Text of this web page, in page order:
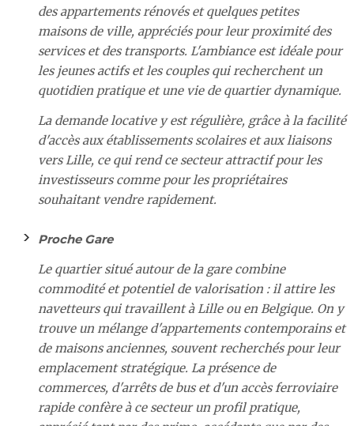
des appartements rénovés et quelques petites
maisons de ville, appréciés pour leur proximité des
services et des transports. L'ambiance est idéale pour
les jeunes actifs et les couples qui recherchent un
quotidien pratique et une vie de quartier dynamique.
La demande locative y est régulière, grâce à la facilité
d'accès aux établissements scolaires et aux liaisons
vers Lille, ce qui rend ce secteur attractif pour les
investisseurs comme pour les propriétaires
souhaitant vendre rapidement.
Proche Gare
Le quartier situé autour de la gare combine
commodité et potentiel de valorisation : il attire les
navetteurs qui travaillent à Lille ou en Belgique. On y
trouve un mélange d'appartements contemporains et
de maisons anciennes, souvent recherchés pour leur
emplacement stratégique. La présence de
commerces, d'arrêts de bus et d'un accès ferroviaire
rapide confère à ce secteur un profil pratique,